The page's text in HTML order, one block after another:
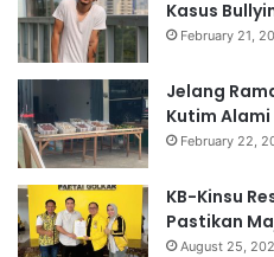
Kasus
February 21,
Jelang
Kutim
February 22,
KB-Kinsu
Pastikan
August 25,